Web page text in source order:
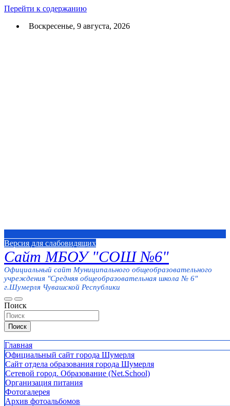
Перейти к содержанию
Воскресенье, 9 августа, 2026
Версия для слабовидящих
Сайт МБОУ "СОШ №6"
Официальный сайт Муниципального общеобразовательного
учреждения "Средняя общеобразовательная школа № 6"
г.Шумерля Чувашской Республики
Поиск
Поиск
Главная
Официальный сайт города Шумерля
Сайт отдела образования города Шумерля
Сетевой город. Образование (Net.School)
Организация питания
Фотогалерея
Архив фотоальбомов